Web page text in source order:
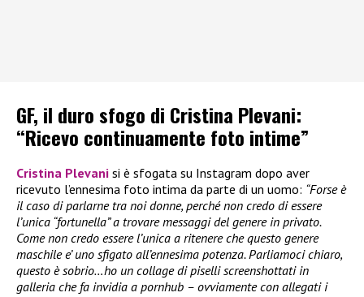
GF, il duro sfogo di Cristina Plevani:
“Ricevo continuamente foto intime”
Cristina Plevani si è sfogata su Instagram dopo aver
ricevuto l’ennesima foto intima da parte di un uomo: “Forse è
il caso di parlarne tra noi donne, perché non credo di essere
l’unica “fortunella” a trovare messaggi del genere in privato.
Come non credo essere l’unica a ritenere che questo genere
maschile e’ uno sfigato all’ennesima potenza. Parliamoci chiaro,
questo è sobrio…ho un collage di piselli screenshottati in
galleria che fa invidia a pornhub – ovviamente con allegati i